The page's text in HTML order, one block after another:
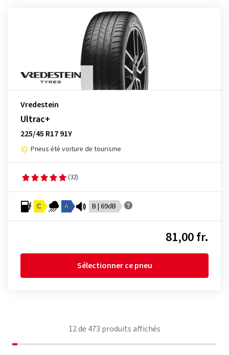
Vredestein
Ultrac+
225/45 R17 91Y
Pneus été voiture de tourisme
(32)
C A B | 69dB
81,00 fr.
Sélectionner ce pneu
12de 473 produits affichés